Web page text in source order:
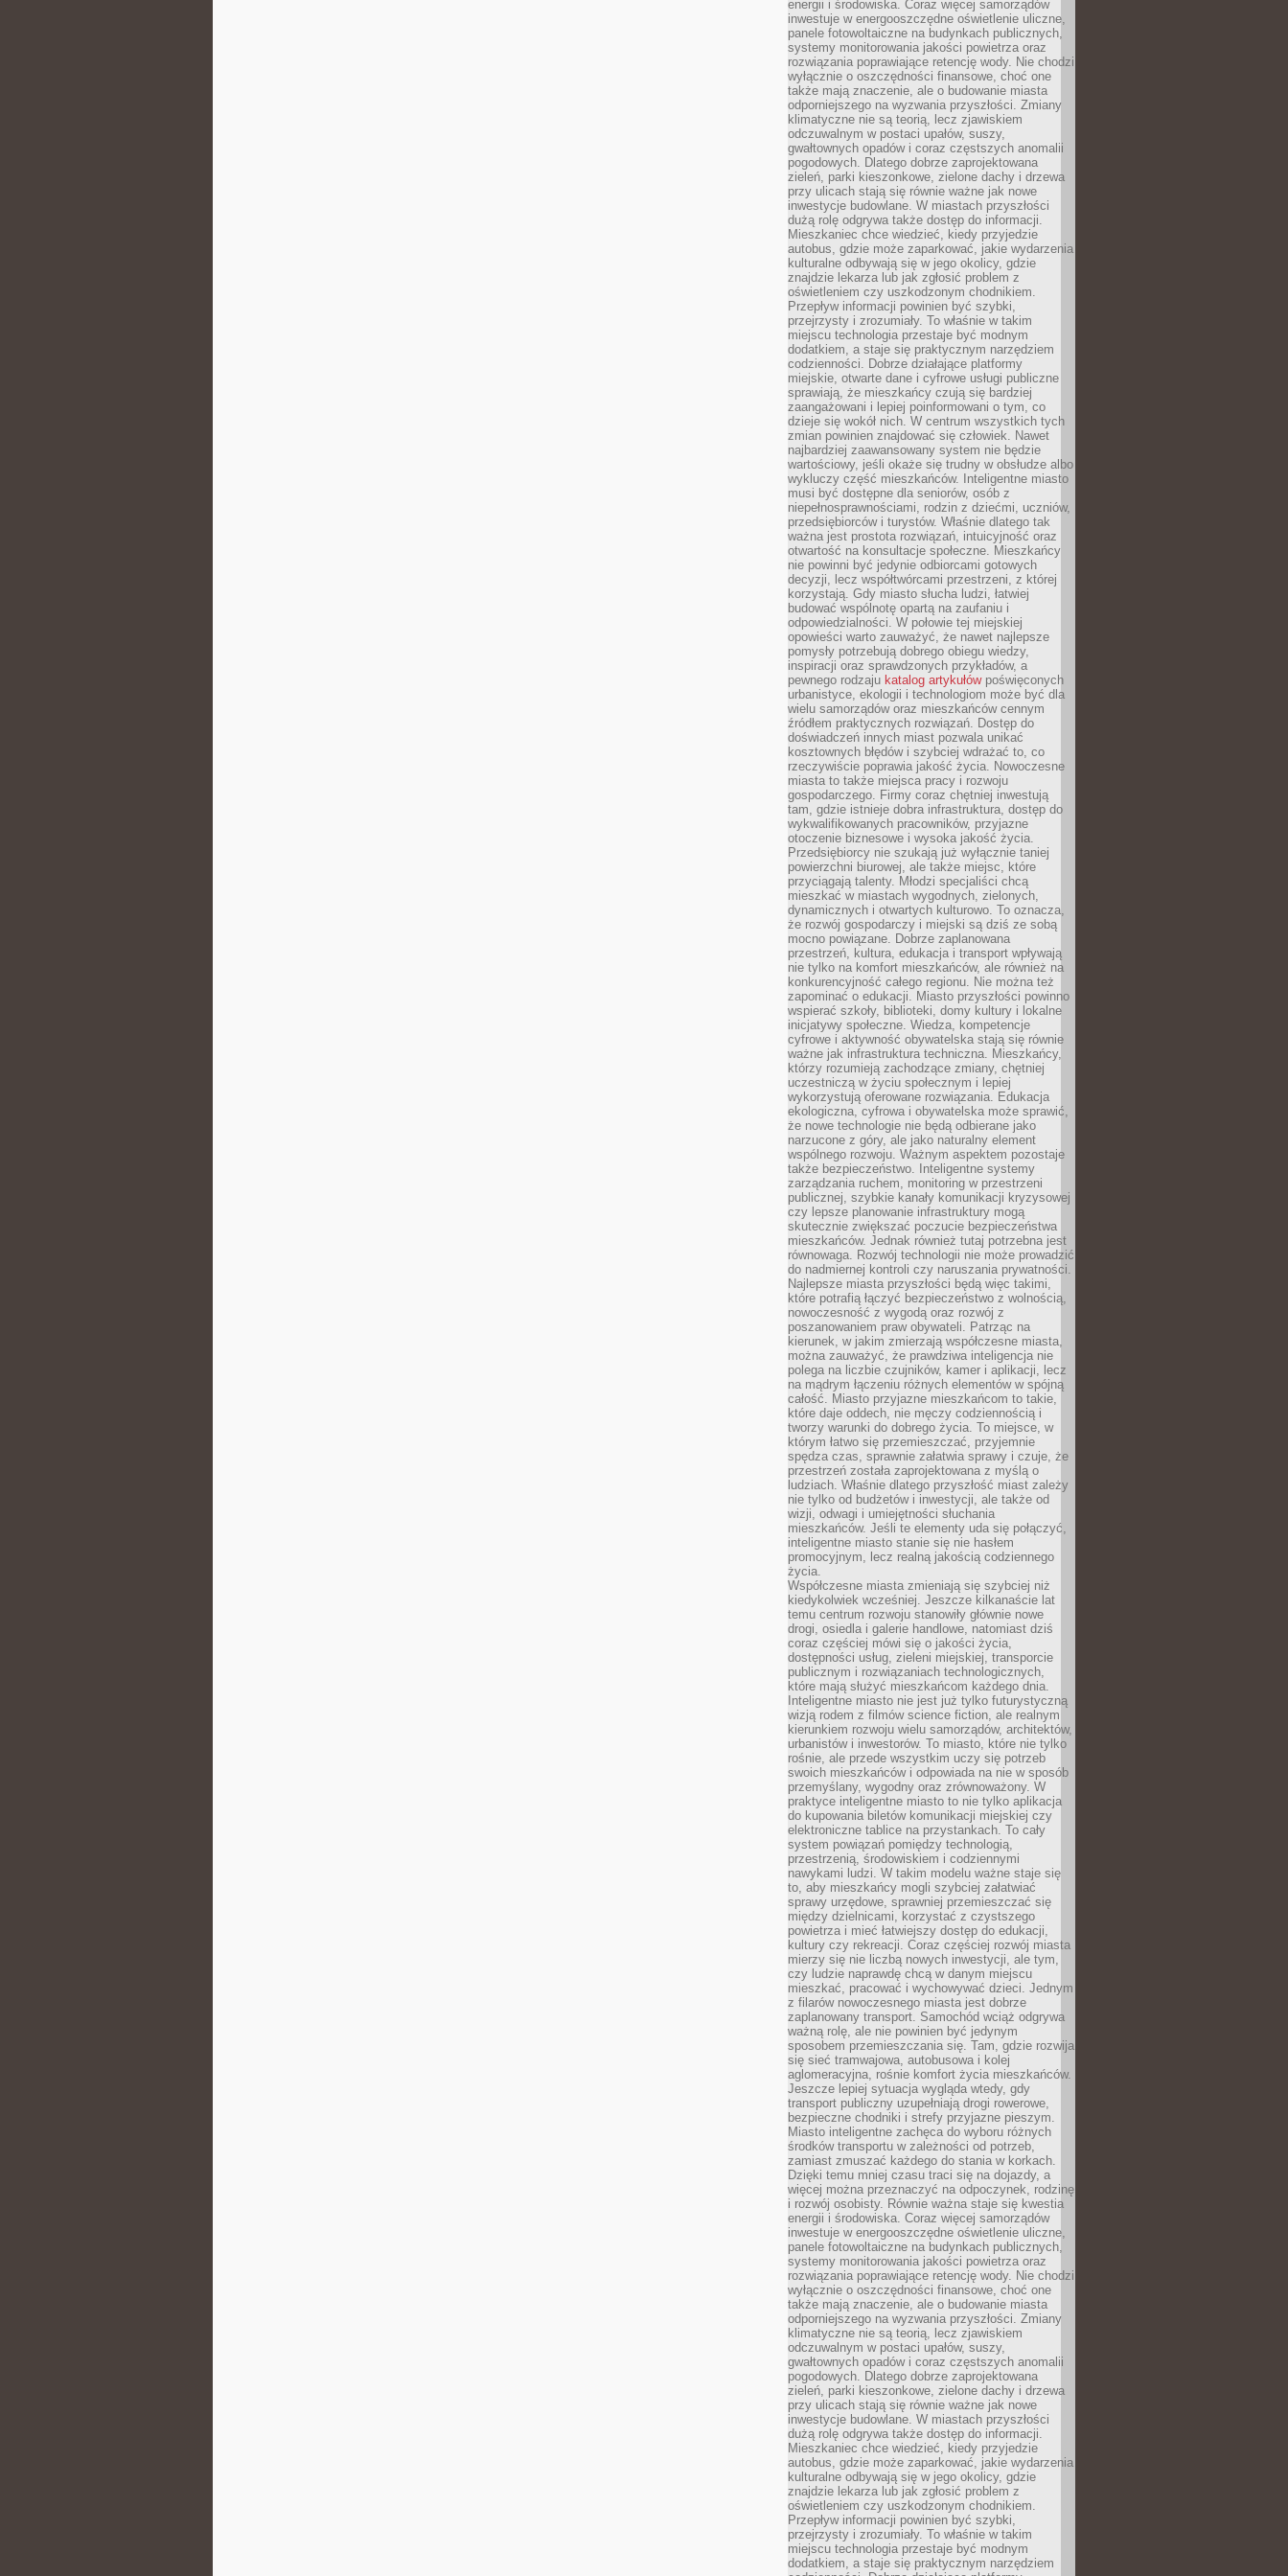
energii i środowiska. Coraz więcej samorządów
inwestuje w energooszczędne oświetlenie uliczne,
panele fotowoltaiczne na budynkach publicznych,
systemy monitorowania jakości powietrza oraz
rozwiązania poprawiające retencję wody. Nie chodzi
wyłącznie o oszczędności finansowe, choć one
także mają znaczenie, ale o budowanie miasta
odporniejszego na wyzwania przyszłości. Zmiany
klimatyczne nie są teorią, lecz zjawiskiem
odczuwalnym w postaci upałów, suszy,
gwałtownych opadów i coraz częstszych anomalii
pogodowych. Dlatego dobrze zaprojektowana
zieleń, parki kieszonkowe, zielone dachy i drzewa
przy ulicach stają się równie ważne jak nowe
inwestycje budowlane. W miastach przyszłości
dużą rolę odgrywa także dostęp do informacji.
Mieszkaniec chce wiedzieć, kiedy przyjedzie
autobus, gdzie może zaparkować, jakie wydarzenia
kulturalne odbywają się w jego okolicy, gdzie
znajdzie lekarza lub jak zgłosić problem z
oświetleniem czy uszkodzonym chodnikiem.
Przepływ informacji powinien być szybki,
przejrzysty i zrozumiały. To właśnie w takim
miejscu technologia przestaje być modnym
dodatkiem, a staje się praktycznym narzędziem
codzienności. Dobrze działające platformy
miejskie, otwarte dane i cyfrowe usługi publiczne
sprawiają, że mieszkańcy czują się bardziej
zaangażowani i lepiej poinformowani o tym, co
dzieje się wokół nich. W centrum wszystkich tych
zmian powinien znajdować się człowiek. Nawet
najbardziej zaawansowany system nie będzie
wartościowy, jeśli okaże się trudny w obsłudze albo
wykluczy część mieszkańców. Inteligentne miasto
musi być dostępne dla seniorów, osób z
niepełnosprawnościami, rodzin z dziećmi, uczniów,
przedsiębiorców i turystów. Właśnie dlatego tak
ważna jest prostota rozwiązań, intuicyjność oraz
otwartość na konsultacje społeczne. Mieszkańcy
nie powinni być jedynie odbiorcami gotowych
decyzji, lecz współtwórcami przestrzeni, z której
korzystają. Gdy miasto słucha ludzi, łatwiej
budować wspólnotę opartą na zaufaniu i
odpowiedzialności. W połowie tej miejskiej
opowieści warto zauważyć, że nawet najlepsze
pomysły potrzebują dobrego obiegu wiedzy,
inspiracji oraz sprawdzonych przykładów, a
pewnego rodzaju katalog artykułówpoświęconych
urbanistyce, ekologii i technologiom może być dla
wielu samorządów oraz mieszkańców cennym
źródłem praktycznych rozwiązań. Dostęp do
doświadczeń innych miast pozwala unikać
kosztownych błędów i szybciej wdrażać to, co
rzeczywiście poprawia jakość życia. Nowoczesne
miasta to także miejsca pracy i rozwoju
gospodarczego. Firmy coraz chętniej inwestują
tam, gdzie istnieje dobra infrastruktura, dostęp do
wykwalifikowanych pracowników, przyjazne
otoczenie biznesowe i wysoka jakość życia.
Przedsiębiorcy nie szukają już wyłącznie taniej
powierzchni biurowej, ale także miejsc, które
przyciągają talenty. Młodzi specjaliści chcą
mieszkać w miastach wygodnych, zielonych,
dynamicznych i otwartych kulturowo. To oznacza,
że rozwój gospodarczy i miejski są dziś ze sobą
mocno powiązane. Dobrze zaplanowana
przestrzeń, kultura, edukacja i transport wpływają
nie tylko na komfort mieszkańców, ale również na
konkurencyjność całego regionu. Nie można też
zapominać o edukacji. Miasto przyszłości powinno
wspierać szkoły, biblioteki, domy kultury i lokalne
inicjatywy społeczne. Wiedza, kompetencje
cyfrowe i aktywność obywatelska stają się równie
ważne jak infrastruktura techniczna. Mieszkańcy,
którzy rozumieją zachodzące zmiany, chętniej
uczestniczą w życiu społecznym i lepiej
wykorzystują oferowane rozwiązania. Edukacja
ekologiczna, cyfrowa i obywatelska może sprawić,
że nowe technologie nie będą odbierane jako
narzucone z góry, ale jako naturalny element
wspólnego rozwoju. Ważnym aspektem pozostaje
także bezpieczeństwo. Inteligentne systemy
zarządzania ruchem, monitoring w przestrzeni
publicznej, szybkie kanały komunikacji kryzysowej
czy lepsze planowanie infrastruktury mogą
skutecznie zwiększać poczucie bezpieczeństwa
mieszkańców. Jednak również tutaj potrzebna jest
równowaga. Rozwój technologii nie może prowadzić
do nadmiernej kontroli czy naruszania prywatności.
Najlepsze miasta przyszłości będą więc takimi,
które potrafią łączyć bezpieczeństwo z wolnością,
nowoczesność z wygodą oraz rozwój z
poszanowaniem praw obywateli. Patrząc na
kierunek, w jakim zmierzają współczesne miasta,
można zauważyć, że prawdziwa inteligencja nie
polega na liczbie czujników, kamer i aplikacji, lecz
na mądrym łączeniu różnych elementów w spójną
całość. Miasto przyjazne mieszkańcom to takie,
które daje oddech, nie męczy codziennością i
tworzy warunki do dobrego życia. To miejsce, w
którym łatwo się przemieszczać, przyjemnie
spędza czas, sprawnie załatwia sprawy i czuje, że
przestrzeń została zaprojektowana z myślą o
ludziach. Właśnie dlatego przyszłość miast zależy
nie tylko od budżetów i inwestycji, ale także od
wizji, odwagi i umiejętności słuchania
mieszkańców. Jeśli te elementy uda się połączyć,
inteligentne miasto stanie się nie hasłem
promocyjnym, lecz realną jakością codziennego
życia.
Współczesne miasta zmieniają się szybciej niż
kiedykolwiek wcześniej. Jeszcze kilkanaście lat
temu centrum rozwoju stanowiły głównie nowe
drogi, osiedla i galerie handlowe, natomiast dziś
coraz częściej mówi się o jakości życia,
dostępności usług, zieleni miejskiej, transporcie
publicznym i rozwiązaniach technologicznych,
które mają służyć mieszkańcom każdego dnia.
Inteligentne miasto nie jest już tylko futurystyczną
wizją rodem z filmów science fiction, ale realnym
kierunkiem rozwoju wielu samorządów, architektów,
urbanistów i inwestorów. To miasto, które nie tylko
rośnie, ale przede wszystkim uczy się potrzeb
swoich mieszkańców i odpowiada na nie w sposób
przemyślany, wygodny oraz zrównoważony. W
praktyce inteligentne miasto to nie tylko aplikacja
do kupowania biletów komunikacji miejskiej czy
elektroniczne tablice na przystankach. To cały
system powiązań pomiędzy technologią,
przestrzenią, środowiskiem i codziennymi
nawykami ludzi. W takim modelu ważne staje się
to, aby mieszkańcy mogli szybciej załatwiać
sprawy urzędowe, sprawniej przemieszczać się
między dzielnicami, korzystać z czystszego
powietrza i mieć łatwiejszy dostęp do edukacji,
kultury czy rekreacji. Coraz częściej rozwój miasta
mierzy się nie liczbą nowych inwestycji, ale tym,
czy ludzie naprawdę chcą w danym miejscu
mieszkać, pracować i wychowywać dzieci. Jednym
z filarów nowoczesnego miasta jest dobrze
zaplanowany transport. Samochód wciąż odgrywa
ważną rolę, ale nie powinien być jedynym
sposobem przemieszczania się. Tam, gdzie rozwija
się sieć tramwajowa, autobusowa i kolej
aglomeracyjna, rośnie komfort życia mieszkańców.
Jeszcze lepiej sytuacja wygląda wtedy, gdy
transport publiczny uzupełniają drogi rowerowe,
bezpieczne chodniki i strefy przyjazne pieszym.
Miasto inteligentne zachęca do wyboru różnych
środków transportu w zależności od potrzeb,
zamiast zmuszać każdego do stania w korkach.
Dzięki temu mniej czasu traci się na dojazdy, a
więcej można przeznaczyć na odpoczynek, rodzinę
i rozwój osobisty. Równie ważna staje się kwestia
energii i środowiska. Coraz więcej samorządów
inwestuje w energooszczędne oświetlenie uliczne,
panele fotowoltaiczne na budynkach publicznych,
systemy monitorowania jakości powietrza oraz
rozwiązania poprawiające retencję wody. Nie chodzi
wyłącznie o oszczędności finansowe, choć one
także mają znaczenie, ale o budowanie miasta
odporniejszego na wyzwania przyszłości. Zmiany
klimatyczne nie są teorią, lecz zjawiskiem
odczuwalnym w postaci upałów, suszy,
gwałtownych opadów i coraz częstszych anomalii
pogodowych. Dlatego dobrze zaprojektowana
zieleń, parki kieszonkowe, zielone dachy i drzewa
przy ulicach stają się równie ważne jak nowe
inwestycje budowlane. W miastach przyszłości
dużą rolę odgrywa także dostęp do informacji.
Mieszkaniec chce wiedzieć, kiedy przyjedzie
autobus, gdzie może zaparkować, jakie wydarzenia
kulturalne odbywają się w jego okolicy, gdzie
znajdzie lekarza lub jak zgłosić problem z
oświetleniem czy uszkodzonym chodnikiem.
Przepływ informacji powinien być szybki,
przejrzysty i zrozumiały. To właśnie w takim
miejscu technologia przestaje być modnym
dodatkiem, a staje się praktycznym narzędziem